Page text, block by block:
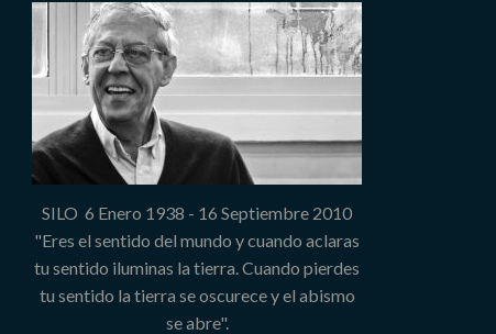
SILO 6 Enero 1938 - 16 Septiembre 2010
"Eres el sentido del mundo y cuando aclaras
tu sentido iluminas la tierra. Cuando pierdes
tu sentido la tierra se oscurece y el abismo
se abre".